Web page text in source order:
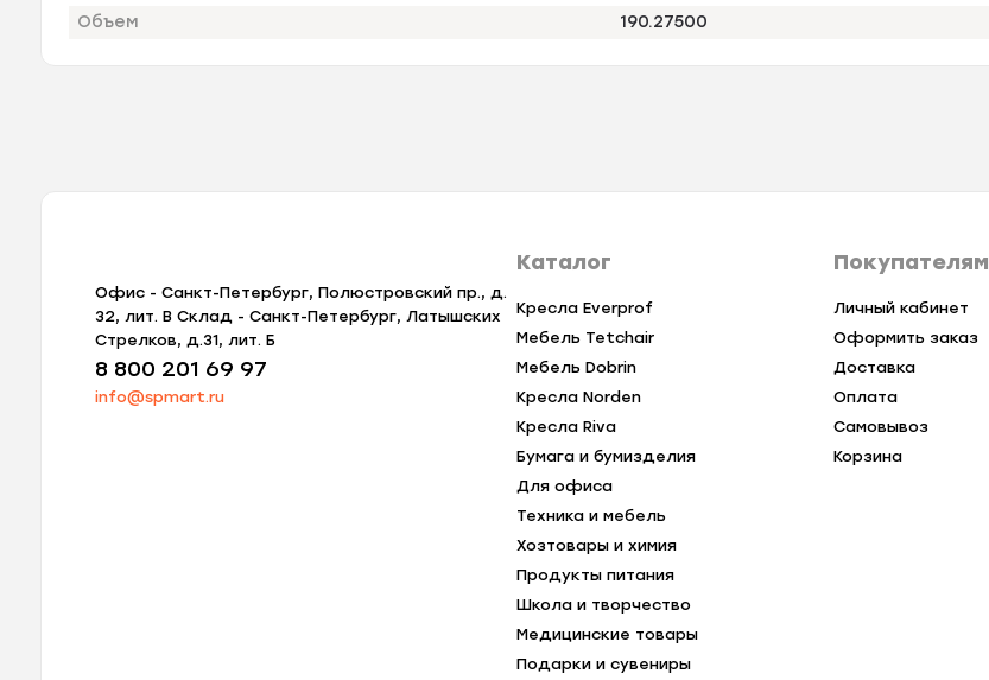
Объем
190.27500
Офис - Санкт-Петербург, Полюстровский пр., д.
32, лит. В Склад - Санкт-Петербург, Латышских
Стрелков, д.31, лит. Б
8 800 201 69 97
info@spmart.ru
Каталог
Кресла Everprof
Мебель Tetchair
Мебель Dobrin
Кресла Norden
Кресла Riva
Бумага и бумизделия
Для офиса
Техника и мебель
Хозтовары и химия
Продукты питания
Школа и творчество
Медицинские товары
Подарки и сувениры
Покупателям
Личный кабинет
Оформить заказ
Доставка
Оплата
Самовывоз
Корзина